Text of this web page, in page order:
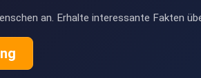
an. Erhalte interessante Fakten